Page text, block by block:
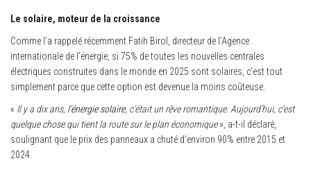
Le solaire, moteur de la croissance
Comme l’a rappelé récemment Fatih Birol, directeur de l’Agence
internationale de l’énergie, si 75% de toutes les nouvelles centrales
électriques construites dans le monde en 2025 sont solaires, c’est tout
simplement parce que cette option est devenue la moins coûteuse.
« Il y a dix ans, l’énergie solaire, c’était un rêve romantique. Aujourd’hui, c’est
quelque chose qui tient la route sur le plan économique», a-t-il déclaré,
soulignant que le prix des panneaux a chuté d’environ 90% entre 2015 et
2024.